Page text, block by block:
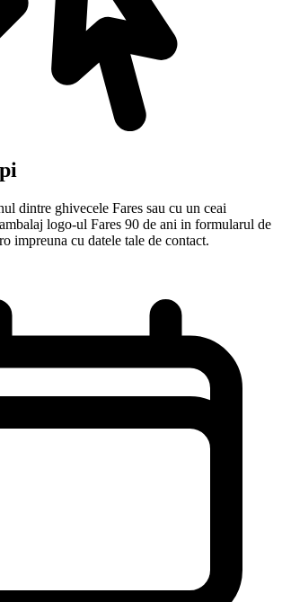
dintre ghivecele Fares sau cu un ceai
logo-ul Fares 90 de ani in formularul de
impreuna cu datele tale de contact.